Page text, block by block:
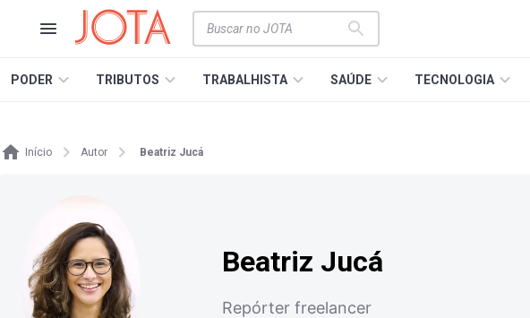
PODER TRIBUTOS TRABALHISTA SAÚDE TECNOLOGIA
Início Autor Beatriz Jucá
Beatriz Jucá
Repórter freelancer